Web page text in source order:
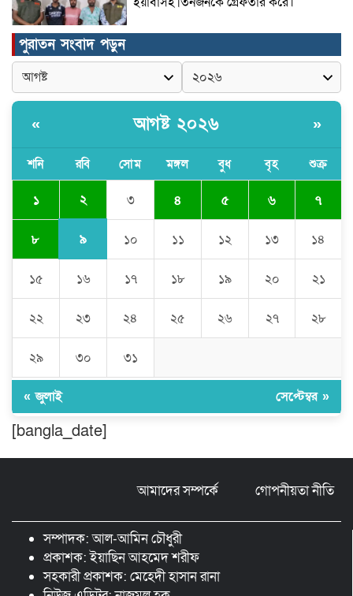
উদ্বোধন হলো রানীশংকৈল উপজেলা মডেল
মসজিদ।
কুমিল্লা প্রেসক্লাবে তিন সাবেক সভাপতিকে
জলবায়ু পরিবর্তনের বিরূপ প্রভাব
মোকাবেলায়, বৃক্ষ রোপণ কর্মসূচি।
চৌদ্দগ্রামে পুলিশের প্রতি জনগণের আস্থা
লালমনিরহাট দলিল লেখক সমিতির ত্রি-বার্ষিক
নির্বাচন সম্পন্ন, সভাপতি সিরাজুল ও সাধারণ
সম্পাদক হামিদুর
সড়ক নিরাপত্তা ও জনসচেতনতা তৈরিতে
কমলগঞ্জ শাখার সভাপতি মোঃ আব্দুস সালাম।
পুরাতন সংবাদ পড়ুন
« আগষ্ট ২০২৬ »
শনি রবি সোম মঙ্গল বুধ বৃহ শুক্র
১ ২ ৩ ৪ ৫ ৬ ৭
৮ ৯ ১০ ১১ ১২ ১৩ ১৪
১৫ ১৬ ১৭ ১৮ ১৯ ২০ ২১
২২ ২৩ ২৪ ২৫ ২৬ ২৭ ২৮
২৯ ৩০ ৩১
« জুলাই সেপ্টেম্বর »
[bangla_date]
আমাদের সম্পর্কে গোপনীয়তা নীতি
সম্পাদক: আল-আমিন চৌধুরী
প্রকাশক: ইয়াছিন আহমেদ শরীফ
সহকারী প্রকাশক: মেহেদী হাসান রানা